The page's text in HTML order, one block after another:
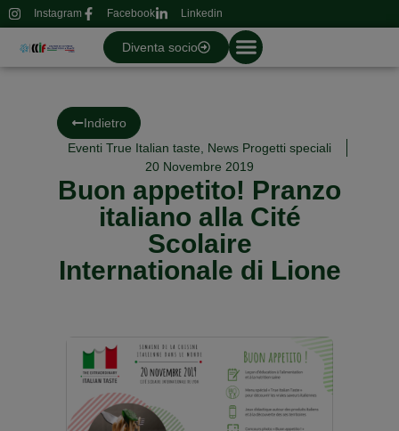
Instagram Facebook Linkedin
Diventa socio
Indietro
Eventi True Italian taste
News Progetti speciali
20 Novembre 2019
Buon appetito! Pranzo
italiano alla Cité
Scolaire
Internationale di Lione